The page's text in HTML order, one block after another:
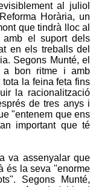
al juliol
Horària, un
que tindrà lloc al
amb el suport dels
en els treballs del
Segons Munté, el
a bon ritme i amb
la feina feta fins
la racionalització
de tres anys i
"entenem que ens
important que té
va assenyalar que
és la seva "enorme
Segons Munté,